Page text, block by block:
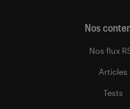
Nos
Nos flux
Articles
Tests